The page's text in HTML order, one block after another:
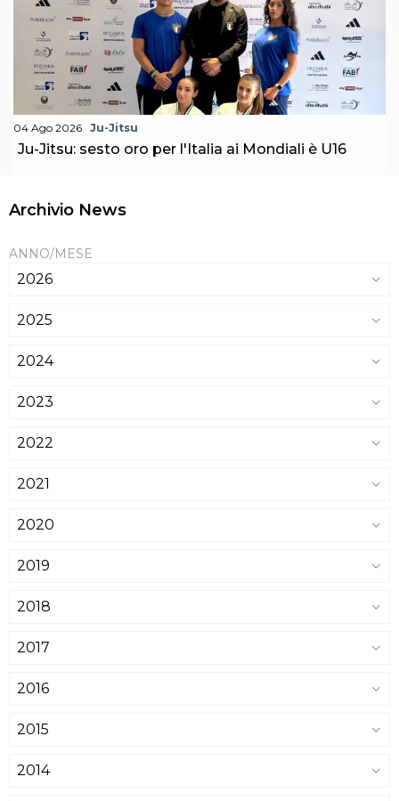
04 Ago 2026 Ju-Jitsu
Ju-Jitsu: sesto oro per l'Italia ai Mondiali è U16
Archivio News
ANNO/MESE
2026
2025
2024
2023
2022
2021
2020
2019
2018
2017
2016
2015
2014